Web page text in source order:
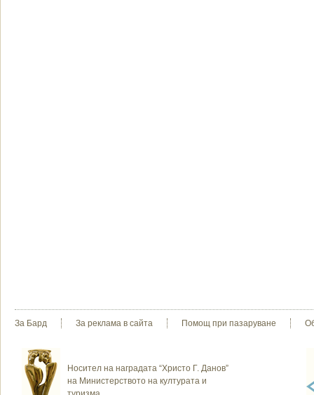
За Бард За реклама в сайта Помощ при пазаруване
Носител на наградата “Христо Г. Данов”
на Министерството на културата и